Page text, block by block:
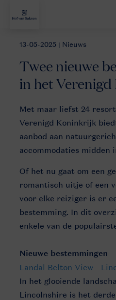
Ontdek het beste
13-05-2025 | Nieuws
Twee nieuwe
in het
OVW
Park
overview
Met maar liefst 24
Verenigd Koninkrijk
aanbod aan
accommodaties midden
Of het nu gaat om een
romantisch uitje of een
voor elke reiziger is er
bestemming. In dit
enkele van de
Nieuwe bestemmingen
Landal Belton View -
In het glooiende
Lincolnshire is het